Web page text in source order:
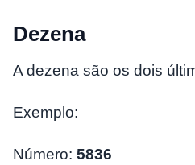
Dezena
A dezena são os dois
Exemplo:
Número: 5836